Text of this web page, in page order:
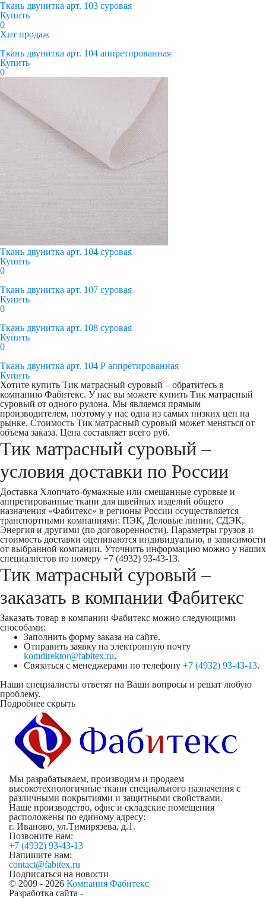
Ткань двунитка арт. 103 суровая
Купить
0
Хит продаж
Ткань двунитка арт. 104 аппретированная
Купить
0
Ткань двунитка арт. 104 суровая
Купить
0
Ткань двунитка арт. 107 суровая
Купить
0
Ткань двунитка арт. 108 суровая
Купить
0
Ткань двунитка арт. 104 Р аппретированная
Купить
Хотите купить Тик матрасный суровый – обратитесь в
компанию Фабитекс. У нас вы можете купить Тик матрасный
суровый от одного рулона. Мы являемся прямым
производителем, поэтому у нас одна из самых низких цен на
рынке. Стоимость Тик матрасный суровый может меняться от
объема заказа. Цена составляет всего руб.
Тик матрасный суровый –
условия доставки по России
Доставка Хлопчато-бумажные или смешанные суровые и
аппретированные ткани для швейных изделий общего
назначения «Фабитекс» в регионы России осуществляется
транспортными компаниями: ПЭК, Деловые линии, СДЭК,
Энергия и другими (по договоренности). Параметры грузов и
стоимость доставки оцениваются индивидуально, в зависимости
от выбранной компании. Уточнить информацию можно у наших
специалистов по номеру +7 (4932) 93-43-13.
Тик матрасный суровый –
заказать в компании Фабитекс
Заказать товар в компании Фабитекс можно следующими
способами:
Заполнить форму заказа на сайте.
Отправить заявку на электронную почту
komdirektor@fabitex.ru.
Связаться с менеджерами по телефону +7 (4932) 93-43-13.
Наши специалисты ответят на Ваши вопросы и решат любую
проблему.
Подробнее скрыть
Мы разрабатываем, производим и продаем
высокотехнологичные ткани специального назначения с
различными покрытиями и защитными свойствами.
Наше производство, офис и складские помещения
расположены по единому адресу:
г. Иваново, ул.Тимирязева, д.1.
Позвоните нам:
+7 (4932) 93-43-13
Напишите нам:
contact@fabitex.ru
Подписаться на новости
© 2009 - 2026 Компания Фабитекс
Разработка сайта -